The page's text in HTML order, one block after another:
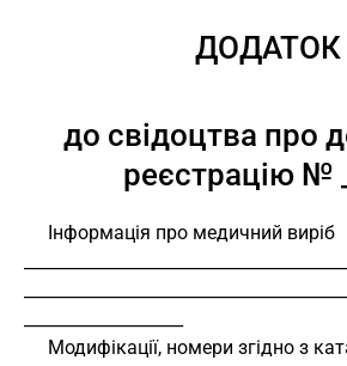
ДОДАТОК
до свідоцтва про
реєстрацію №